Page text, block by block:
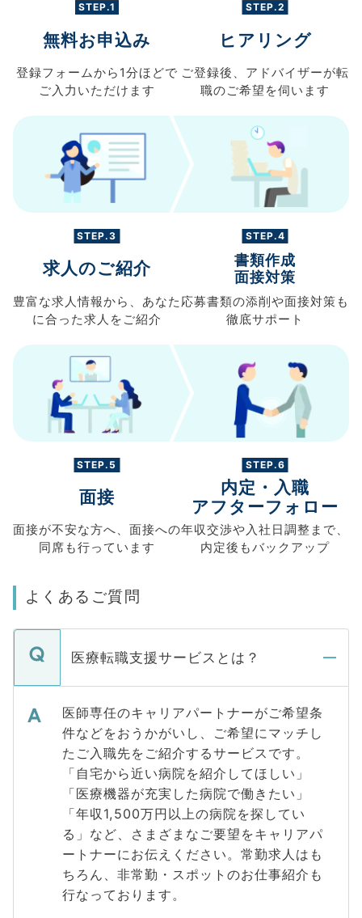
STEP.1
無料お申込み
登録フォームから 1分ほどで
ご入力 いただけます
STEP.2
ヒアリング
ご登録後、 アドバイザーが転
職のご希望を伺います
STEP.3
求人のご紹介
豊富な求人情報から、 あなた
に合った求人を ご紹介
STEP.4
書類作成
面接対策
応募書類の添削や面接対策も
徹底サポート
STEP.5
面接
面接が不安な方へ、 面接への
同席も行っています
STEP.6
内定・入職
アフターフォロー
年収交渉や入社日調整まで、
内定後もバックアップ
よくあるご質問
医療転職支援サービスとは？
医師専任のキャリアパートナーがご希望条
件などをおうかがいし、ご希望にマッチし
たご入職先をご紹介するサービスです。
「自宅から近い病院を紹介してほしい」
「医療機器が充実した病院で働きたい」
「年収1,500万円以上の病院を探してい
る」など、さまざまなご要望をキャリアパ
ートナーにお伝えください。常勤求人はも
ちろん、非常勤・スポットのお仕事紹介も
行なっております。